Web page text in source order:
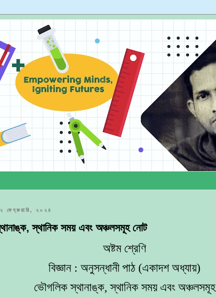
ফেব্রুয়ারি, ২০২৪
স্থানিক সময় এবং অঞ্চলসমূহ নোট
অষ্টম শ্রেণি
বিজ্ঞান : অনুসন্ধানী পাঠ (একাদশ অধ্যায়)
ভৌগলিক স্থানাঙ্ক, স্থানিক সময় এবং অঞ্চলসমূহ